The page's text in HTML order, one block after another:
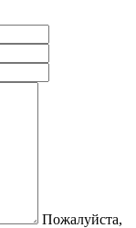
Пожалуйста,